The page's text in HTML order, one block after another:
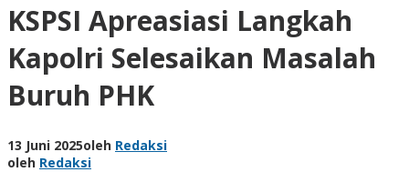
KSPSI Apreasiasi Langkah
Kapolri Selesaikan Masalah
Buruh PHK
13 Juni 2025oleh Redaksi
oleh Redaksi